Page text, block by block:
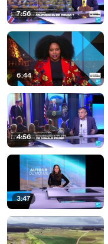
7:56
6:44
4:56
3:47